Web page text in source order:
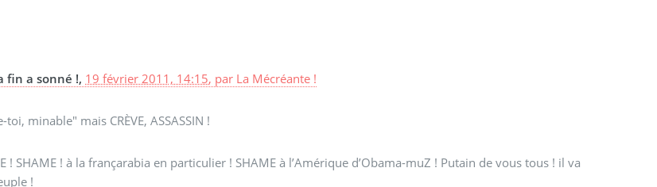
fin a sonné !, 19 février 2011, 14:15, par La Mécréante !
toi, minable" mais CRÈVE, ASSASSIN !
! SHAME ! à la françarabia en particulier ! SHAME à l’Amérique d’Obama-muZ ! Putain de vous tous ! il va
!